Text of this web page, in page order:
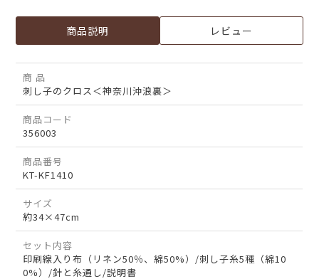
商品説明 レビュー
商 品
刺し子のクロス＜神奈川沖浪裏＞
商品コード
356003
商品番号
KT-KF1410
サイズ
約34×47cm
セット内容
印刷線入り布（リネン50％、綿50%）/刺し子糸5種（綿10
0%）/針と糸通し/説明書